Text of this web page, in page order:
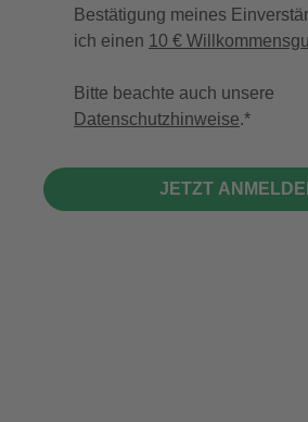
Bestätigung meines
ich einen 10 €
Bitte beachte auch unsere
Datenschutzhinweise.
JETZT